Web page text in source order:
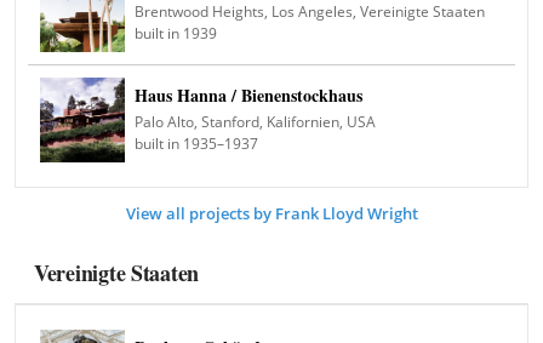
Brentwood Heights, Los Angeles, Vereinigte Staaten
built in 1939
Haus Hanna / Bienenstockhaus
Palo Alto, Stanford, Kalifornien, USA
built in 1935–1937
View all projects by Frank Lloyd Wright
Vereinigte Staaten